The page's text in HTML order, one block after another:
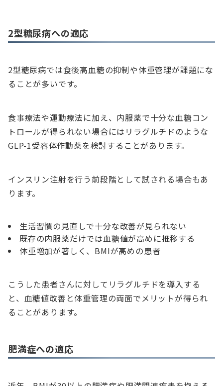
2型糖尿病への適応
2型糖尿病では食後高血糖の抑制や体重管理が課題にな
ることが多いです。
食事療法や運動療法に加え、内服薬で十分な血糖コン
トロールが得られない場合にはリラグルチドのような
GLP-1受容体作動薬を検討することがあります。
インスリン注射を行う前段階として試される場合もあ
ります。
生活習慣の見直しで十分な改善が見られない
既存の内服薬だけでは血糖値が高めに推移する
体重増加が著しく、BMIが高めの患者
こうした患者さんに対してリラグルチドを導入する
と、血糖値改善と体重管理の両面でメリットが得られ
ることがあります。
肥満症への適応